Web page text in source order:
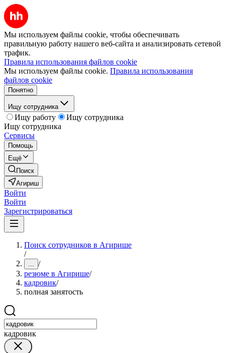
Мы используем файлы cookie, чтобы обеспечивать
правильную работу нашего веб-сайта и анализировать сетевой
трафик.
Правила использования файлов cookie
Мы используем файлы cookie. Правила использования
файлов cookie
Понятно
Ищу сотрудника
Ищу работу
Ищу сотрудника
Ищу сотрудника
Сервисы
Помощь
Ещё
Поиск
Агириш
Войти
Войти
Зарегистрироваться
Поиск сотрудников в Агирише
/
... /
резюме в Агирише/
кадровик/
полная занятость
кадровик